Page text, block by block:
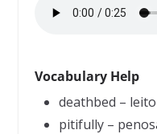
Vocabulary Help
deathbed –
pitifully –